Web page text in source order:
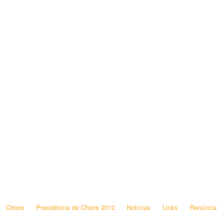
Chipre Presidência de Chipre 2012 Notícias Links Renúncia